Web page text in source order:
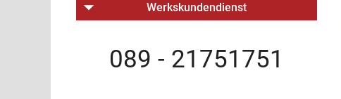
Werkskundendienst
089 - 21751751